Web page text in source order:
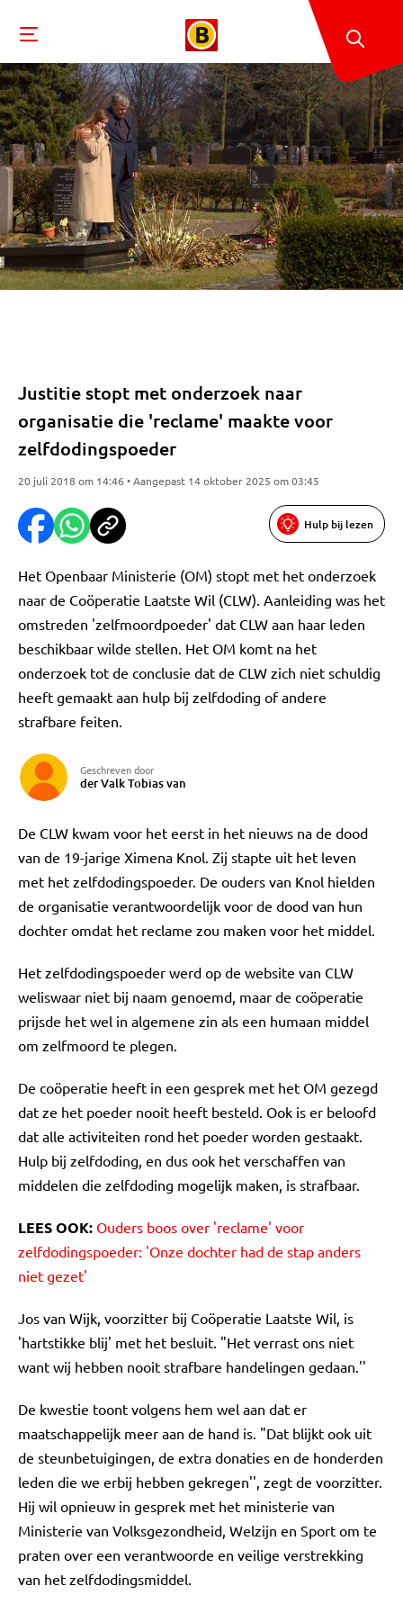
Justitie stopt met onderzoek naar
organisatie die 'reclame' maakte voor
zelfdodingspoeder
20 juli 2018 om 14:46 • Aangepast 14 oktober 2025 om 03:45
Hulp bij lezen
Het Openbaar Ministerie (OM) stopt met het onderzoek
naar de Coöperatie Laatste Wil (CLW). Aanleiding was het
omstreden 'zelfmoordpoeder' dat CLW aan haar leden
beschikbaar wilde stellen. Het OM komt na het
onderzoek tot de conclusie dat de CLW zich niet schuldig
heeft gemaakt aan hulp bij zelfdoding of andere
strafbare feiten.
Geschreven door
der Valk Tobias van
De CLW kwam voor het eerst in het nieuws na de dood
van de 19-jarige Ximena Knol. Zij stapte uit het leven
met het zelfdodingspoeder. De ouders van Knol hielden
de organisatie verantwoordelijk voor de dood van hun
dochter omdat het reclame zou maken voor het middel.
Het zelfdodingspoeder werd op de website van CLW
weliswaar niet bij naam genoemd, maar de coöperatie
prijsde het wel in algemene zin als een humaan middel
om zelfmoord te plegen.
De coöperatie heeft in een gesprek met het OM gezegd
dat ze het poeder nooit heeft besteld. Ook is er beloofd
dat alle activiteiten rond het poeder worden gestaakt.
Hulp bij zelfdoding, en dus ook het verschaffen van
middelen die zelfdoding mogelijk maken, is strafbaar.
LEES OOK: Ouders boos over 'reclame' voor
zelfdodingspoeder: 'Onze dochter had de stap anders
niet gezet'
Jos van Wijk, voorzitter bij Coöperatie Laatste Wil, is
'hartstikke blij' met het besluit. "Het verrast ons niet
want wij hebben nooit strafbare handelingen gedaan.''
De kwestie toont volgens hem wel aan dat er
maatschappelijk meer aan de hand is. "Dat blijkt ook uit
de steunbetuigingen, de extra donaties en de honderden
leden die we erbij hebben gekregen'', zegt de voorzitter.
Hij wil opnieuw in gesprek met het ministerie van
Ministerie van Volksgezondheid, Welzijn en Sport om te
praten over een verantwoorde en veilige verstrekking
van het zelfdodingsmiddel.